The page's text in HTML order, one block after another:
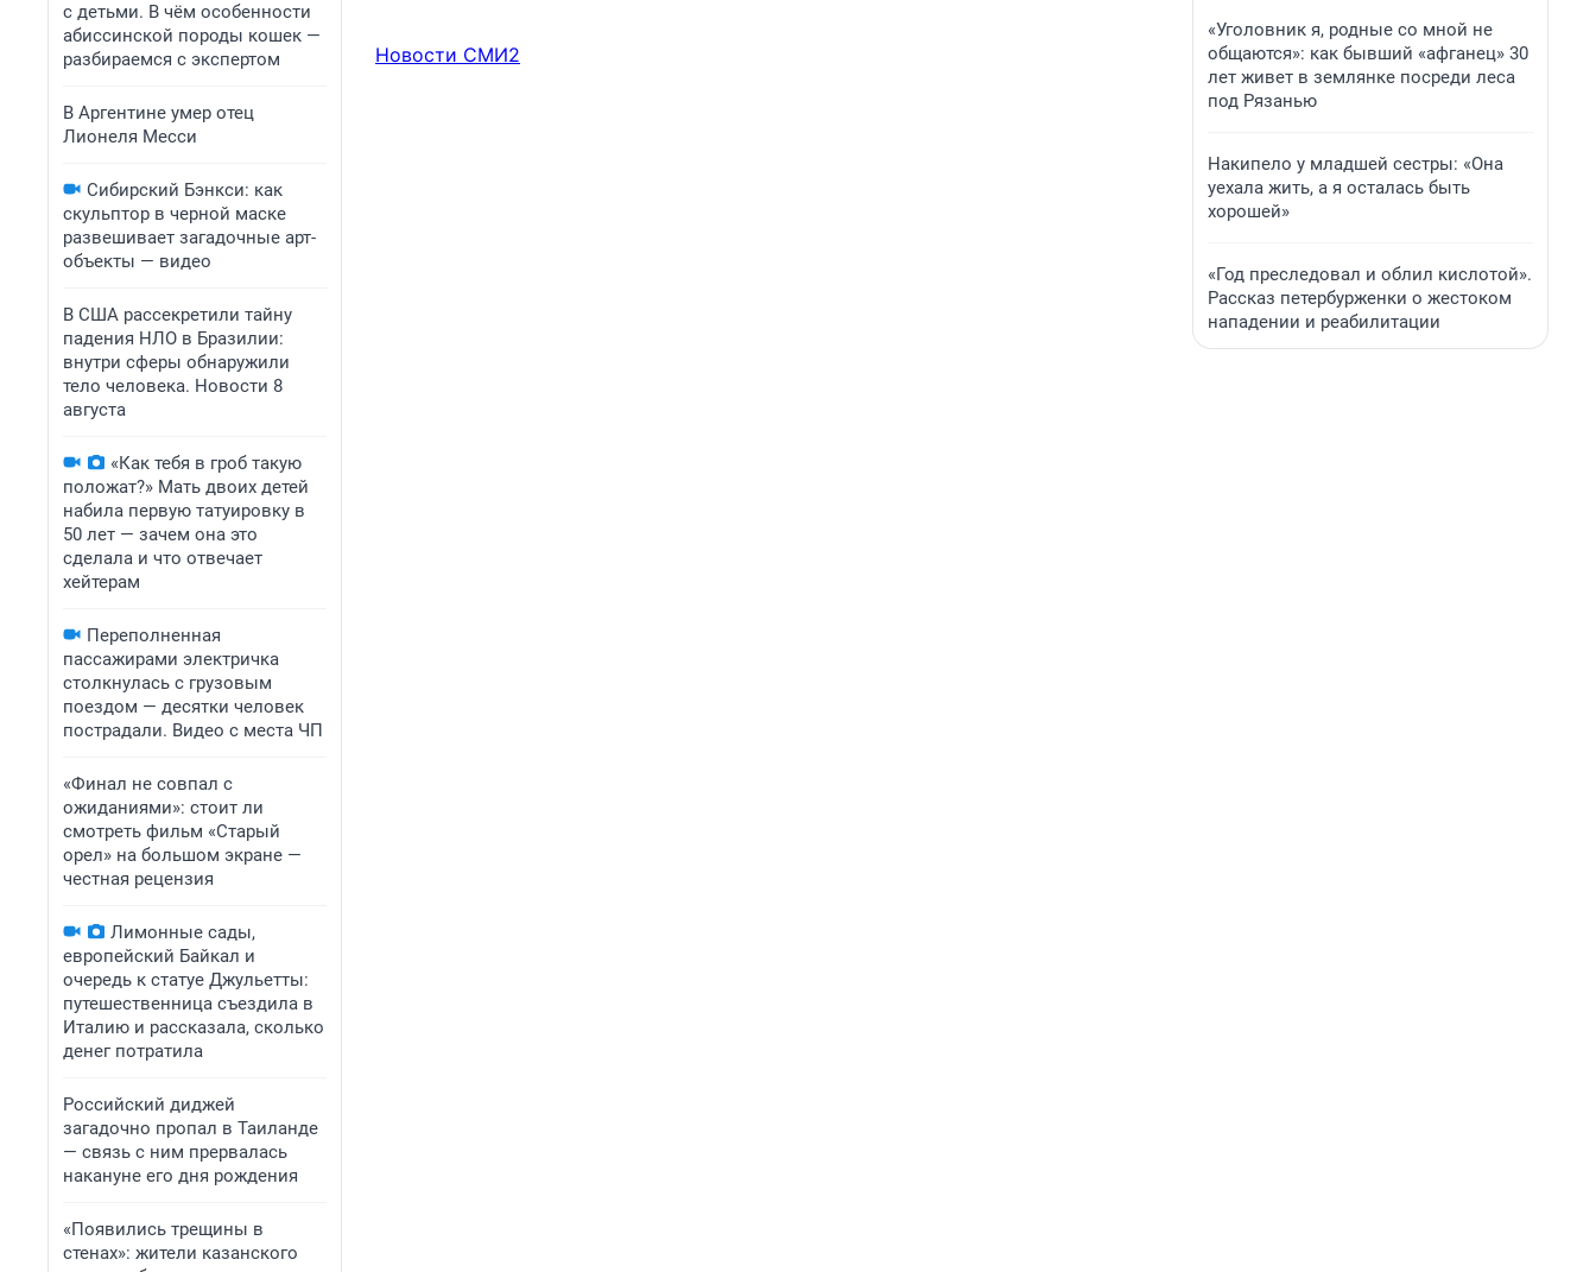
с детьми. В чём особенности
абиссинской породы кошек —
разбираемся с экспертом
В Аргентине умер отец
Лионеля Месси
Сибирский Бэнкси: как
скульптор в черной маске
развешивает загадочные арт-
объекты — видео
В США рассекретили тайну
падения НЛО в Бразилии:
внутри сферы обнаружили
тело человека. Новости 8
августа
«Как тебя в гроб такую
положат?» Мать двоих детей
набила первую татуировку в
50 лет — зачем она это
сделала и что отвечает
хейтерам
Переполненная
пассажирами электричка
столкнулась с грузовым
поездом — десятки человек
пострадали. Видео с места ЧП
«Финал не совпал с
ожиданиями»: стоит ли
смотреть фильм «Старый
орел» на большом экране —
честная рецензия
Лимонные сады,
европейский Байкал и
очередь к статуе Джульетты:
путешественница съездила в
Италию и рассказала, сколько
денег потратила
Российский диджей
загадочно пропал в Таиланде
— связь с ним прервалась
накануне его дня рождения
«Появились трещины в
стенах»: жители казанского
Новости СМИ2
«Уголовник я, родные со мной не
общаются»: как бывший «афганец» 30
лет живет в землянке посреди леса
под Рязанью
Накипело у младшей сестры: «Она
уехала жить, а я осталась быть
хорошей»
«Год преследовал и облил кислотой».
Рассказ петербурженки о жестоком
нападении и реабилитации